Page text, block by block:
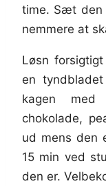
time. Sæt den
nemmere at
Løsn
en
kagen
chokolade,
ud mens den
15 min ved
den er.